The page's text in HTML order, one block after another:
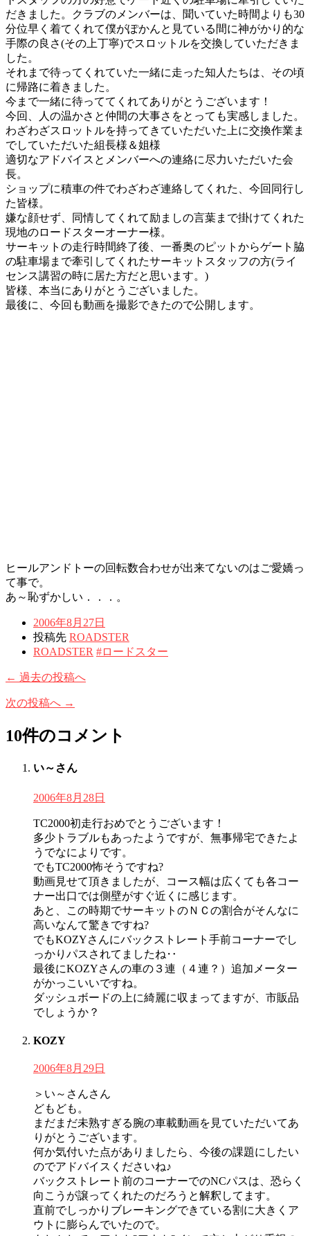
だきました。クラブのメンバーは、聞いていた時間よりも30
分位早く着てくれて僕がぽかんと見ている間に神がかり的な
手際の良さ(その上丁寧)でスロットルを交換していただきま
した。
それまで待ってくれていた一緒に走った知人たちは、その頃
に帰路に着きました。
今まで一緒に待っててくれてありがとうございます！
今回、人の温かさと仲間の大事さをとっても実感しました。
わざわざスロットルを持ってきていただいた上に交換作業ま
でしていただいた組長様＆姐様
適切なアドバイスとメンバーへの連絡に尽力いただいた会
長。
ショップに積車の件でわざわざ連絡してくれた、今回同行し
た皆様。
嫌な顔せず、同情してくれて励ましの言葉まで掛けてくれた
現地のロードスターオーナー様。
サーキットの走行時間終了後、一番奥のピットからゲート脇
の駐車場まで牽引してくれたサーキットスタッフの方(ライ
センス講習の時に居た方だと思います。)
皆様、本当にありがとうございました。
最後に、今回も動画を撮影できたので公開します。
ヒールアンドトーの回転数合わせが出来てないのはご愛嬌っ
て事で。
あ～恥ずかしい．．．。
2006年8月27日
投稿先 ROADSTER
ROADSTER #ロードスター
← 過去の投稿へ
次の投稿へ →
10件のコメント
い～さん
2006年8月28日
TC2000初走行おめでとうございます！
多少トラブルもあったようですが、無事帰宅できたよ
うでなによりです。
でもTC2000怖そうですね?
動画見せて頂きましたが、コース幅は広くても各コー
ナー出口では側壁がすぐ近くに感じます。
あと、この時期でサーキットのＮＣの割合がそんなに
高いなんて驚きですね?
でもKOZYさんにバックストレート手前コーナーでし
っかりパスされてましたね‥
最後にKOZYさんの車の３連（４連？）追加メーター
がかっこいいですね。
ダッシュボードの上に綺麗に収まってますが、市販品
でしょうか？
KOZY
2006年8月29日
＞い～さんさん
どもども。
まだまだ未熟すぎる腕の車載動画を見ていただいてあ
りがとうございます。
何か気付いた点がありましたら、今後の課題にしたい
のでアドバイスくださいね♪
バックストレート前のコーナーでのNCパスは、恐らく
向こうが譲ってくれたのだろうと解釈してます。
直前でしっかりブレーキングできている割に大きくア
ウトに膨らんでいたので。